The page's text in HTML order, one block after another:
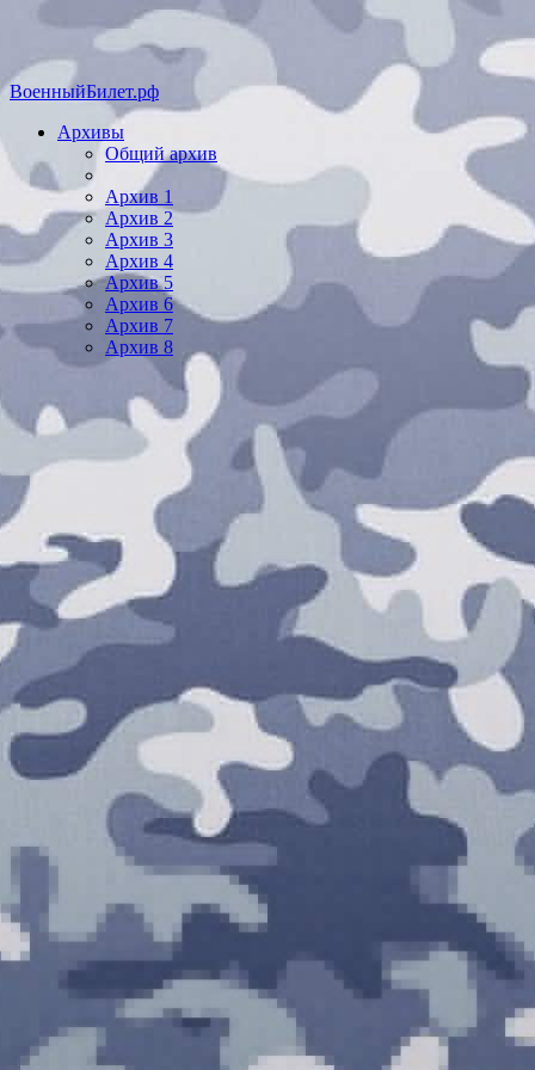
ВоенныйБилет.рф
Архивы
Общий архив
Архив 1
Архив 2
Архив 3
Архив 4
Архив 5
Архив 6
Архив 7
Архив 8